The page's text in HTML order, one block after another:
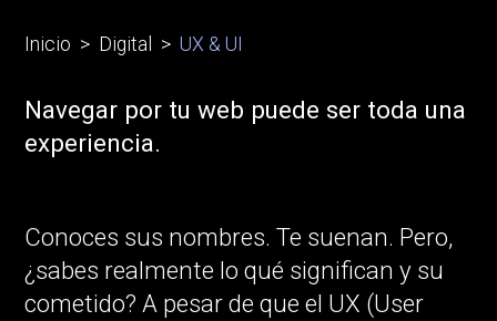
Inicio Digital UX & UI
Navegar por tu web puede ser toda una
experiencia.
Conoces sus nombres. Te suenan. Pero,
¿sabes realmente lo qué significan y su
cometido? A pesar de que el UX (User